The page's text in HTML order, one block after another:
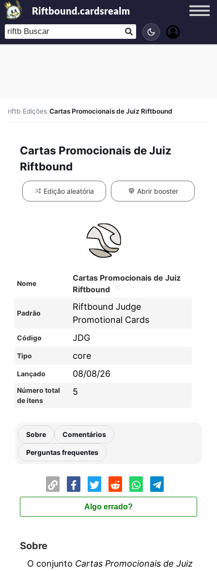
Riftbound.cardsrealm
riftb/Edições/Cartas Promocionais de Juiz Riftbound
Cartas Promocionais de Juiz
Riftbound
Edição aleatória Abrir booster
Nome
Cartas Promocionais de Juiz
Riftbound
Padrão
Riftbound Judge
Promotional Cards
Código JDG
Tipo core
Lançado 08/08/26
Número total
de itens
5
Sobre Comentários
Perguntas frequentes
Algo errado?
Sobre
O conjunto Cartas Promocionais de Juiz